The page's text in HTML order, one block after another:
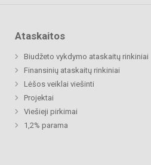
Ataskaitos
Biudžeto vykdymo ataskaitų rinkiniai
Finansinių ataskaitų rinkiniai
Lėšos veiklai viešinti
Projektai
Viešieji pirkimai
1,2% parama